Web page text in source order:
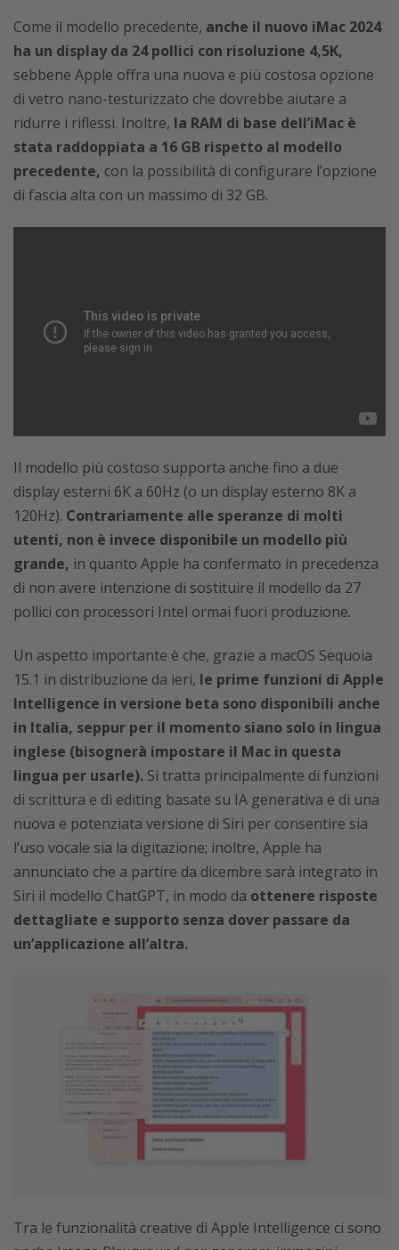
Come il modello precedente, anche il nuovo iMac 2024
ha un display da 24 pollici con risoluzione 4,5K,
sebbene Apple offra una nuova e più costosa opzione
di vetro nano-testurizzato che dovrebbe aiutare a
ridurre i riflessi. Inoltre, la RAM di base dell’iMac è
stata raddoppiata a 16 GB rispetto al modello
precedente, con la possibilità di configurare l’opzione
di fascia alta con un massimo di 32 GB.
Il modello più costoso supporta anche fino a due
display esterni 6K a 60Hz (o un display esterno 8K a
120Hz). Contrariamente alle speranze di molti
utenti, non è invece disponibile un modello più
grande, in quanto Apple ha confermato in precedenza
di non avere intenzione di sostituire il modello da 27
pollici con processori Intel ormai fuori produzione.
Un aspetto importante è che, grazie a macOS Sequoia
15.1 in distribuzione da ieri, le prime funzioni di Apple
Intelligence in versione beta sono disponibili anche
in Italia, seppur per il momento siano solo in lingua
inglese (bisognerà impostare il Mac in questa
lingua per usarle). Si tratta principalmente di funzioni
di scrittura e di editing basate su IA generativa e di una
nuova e potenziata versione di Siri per consentire sia
l’uso vocale sia la digitazione; inoltre, Apple ha
annunciato che a partire da dicembre sarà integrato in
Siri il modello ChatGPT, in modo da ottenere risposte
dettagliate e supporto senza dover passare da
un’applicazione all’altra.
Tra le funzionalità creative di Apple Intelligence ci sono